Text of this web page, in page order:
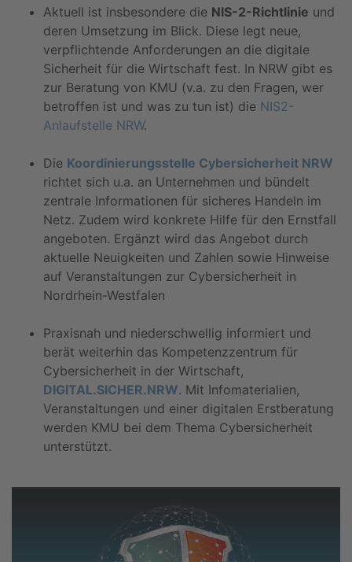
Aktuell ist insbesondere die NIS-2-Richtlinie und
deren Umsetzung im Blick. Diese legt neue,
verpflichtende Anforderungen an die digitale
Sicherheit für die Wirtschaft fest. In NRW gibt es
zur Beratung von KMU (v.a. zu den Fragen, wer
betroffen ist und was zu tun ist) die NIS2-
Anlaufstelle NRW.
Die Koordinierungsstelle Cybersicherheit NRW
richtet sich u.a. an Unternehmen und bündelt
zentrale Informationen für sicheres Handeln im
Netz. Zudem wird konkrete Hilfe für den Ernstfall
angeboten. Ergänzt wird das Angebot durch
aktuelle Neuigkeiten und Zahlen sowie Hinweise
auf Veranstaltungen zur Cybersicherheit in
Nordrhein-Westfalen
Praxisnah und niederschwellig informiert und
berät weiterhin das Kompetenzzentrum für
Cybersicherheit in der Wirtschaft,
DIGITAL.SICHER.NRW. Mit Infomaterialien,
Veranstaltungen und einer digitalen Erstberatung
werden KMU bei dem Thema Cybersicherheit
unterstützt.